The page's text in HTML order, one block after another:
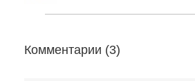
Комментарии (3)